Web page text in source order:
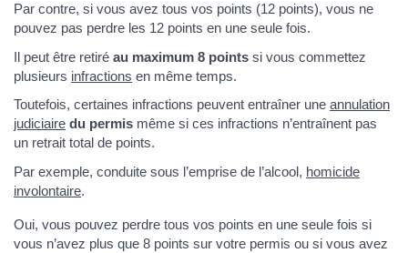
Par contre, si vous avez tous vos points (12 points), vous ne
pouvez pas perdre les 12 points en une seule fois.
Il peut être retiré au maximum 8 points si vous commettez
plusieurs infractions en même temps.
Toutefois, certaines infractions peuvent entraîner une annulation
judiciaire du permis même si ces infractions n’entraînent pas
un retrait total de points.
Par exemple, conduite sous l’emprise de l’alcool, homicide
involontaire.
Oui, vous pouvez perdre tous vos points en une seule fois si
vous n’avez plus que 8 points sur votre permis ou si vous avez